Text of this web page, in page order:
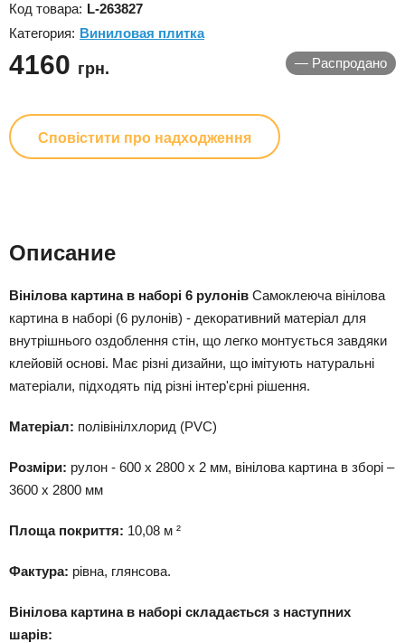
Код товара: L-263827
Категория: Виниловая плитка
— Распродано
4160 грн.
Сповістити про надходження
Описание
Вінілова картина в наборі 6 рулонів Самоклеюча вінілова
картина в наборі (6 рулонів) - декоративний матеріал для
внутрішнього оздоблення стін, що легко монтується завдяки
клейовій основі. Має різні дизайни, що імітують натуральні
матеріали, підходять під різні інтер'єрні рішення.
Матеріал: полівінілхлорид (PVC)
Розміри: рулон - 600 х 2800 х 2 мм, вінілова картина в зборі –
3600 х 2800 мм
Площа покриття: 10,08 м ²
Фактура: рівна, глянсова.
Вінілова картина в наборі складається з наступних
шарів: